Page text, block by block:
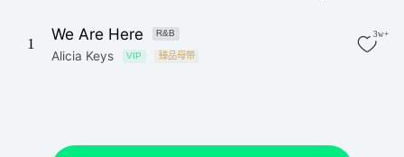
1
We Are Here R&B
Alicia Keys VIP 臻品母带
3w+